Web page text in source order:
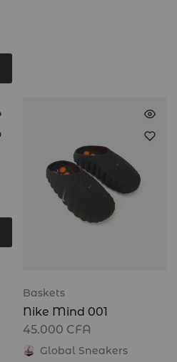
Baskets
Nike Mind 001
45.000 CFA
Global Sneakers